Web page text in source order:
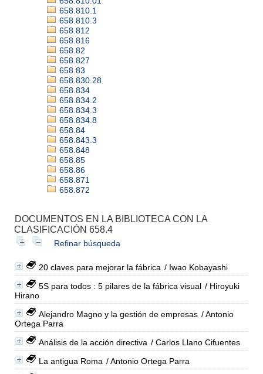
658.810.1
658.810.3
658.812
658.816
658.82
658.827
658.83
658.830.28
658.834
658.834.2
658.834.3
658.834.8
658.84
658.843.3
658.848
658.85
658.86
658.871
658.872
DOCUMENTOS EN LA BIBLIOTECA CON LA
CLASIFICACIÓN 658.4
Refinar búsqueda
20 claves para mejorar la fábrica / Iwao Kobayashi
5S para todos : 5 pilares de la fábrica visual / Hiroyuki
Hirano
Alejandro Magno y la gestión de empresas / Antonio
Ortega Parra
Análisis de la acción directiva / Carlos Llano Cifuentes
La antigua Roma / Antonio Ortega Parra